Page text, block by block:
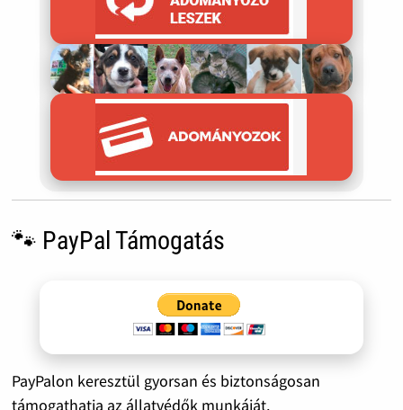
🐾 PayPal Támogatás
PayPalon keresztül gyorsan és biztonságosan
támogathatja az állatvédők munkáját.